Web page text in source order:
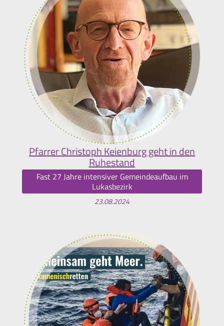
Pfarrer Christoph Keienburg geht in den
Ruhestand
Fast 27 Jahre intensiver Gemeindeaufbau im
Lukasbezirk
23.08.2024